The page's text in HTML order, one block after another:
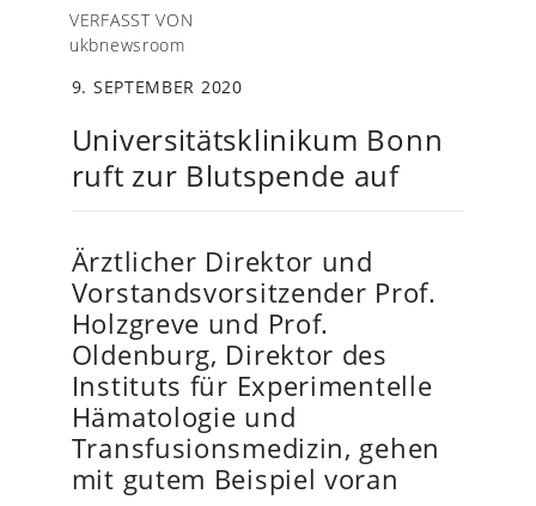
VERFASST VON
ukbnewsroom
9. SEPTEMBER 2020
Universitätsklinikum Bonn
ruft zur Blutspende auf
Ärztlicher Direktor und
Vorstandsvorsitzender Prof.
Holzgreve und Prof.
Oldenburg, Direktor des
Instituts für Experimentelle
Hämatologie und
Transfusionsmedizin, gehen
mit gutem Beispiel voran